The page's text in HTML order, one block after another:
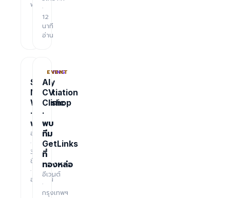
ฟรี
·
12
นาที
อ่าน
TRAINING
Salary
Negotiation
Workshop
·
ฟรี
อบรม
·
3
ชั่วโมง
·
ออนไลน์
EVENT
AI
CV
Clinic
·
พบ
ทีม
GetLinks
ที่
ทองหล่อ
อีเวนต์
·
กรุงเทพฯ